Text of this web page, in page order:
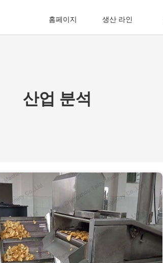
홈페이지 생산 라인
산업 분석